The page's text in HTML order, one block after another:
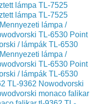
lámpa TL-7525
lámpa TL-7525
lámpa /
TL-6530 Point
/ lámpák TL-6530
lámpa /
TL-6530 Point
/ lámpák TL-6530
TL-9362 Nowodvorski
monaco falikar